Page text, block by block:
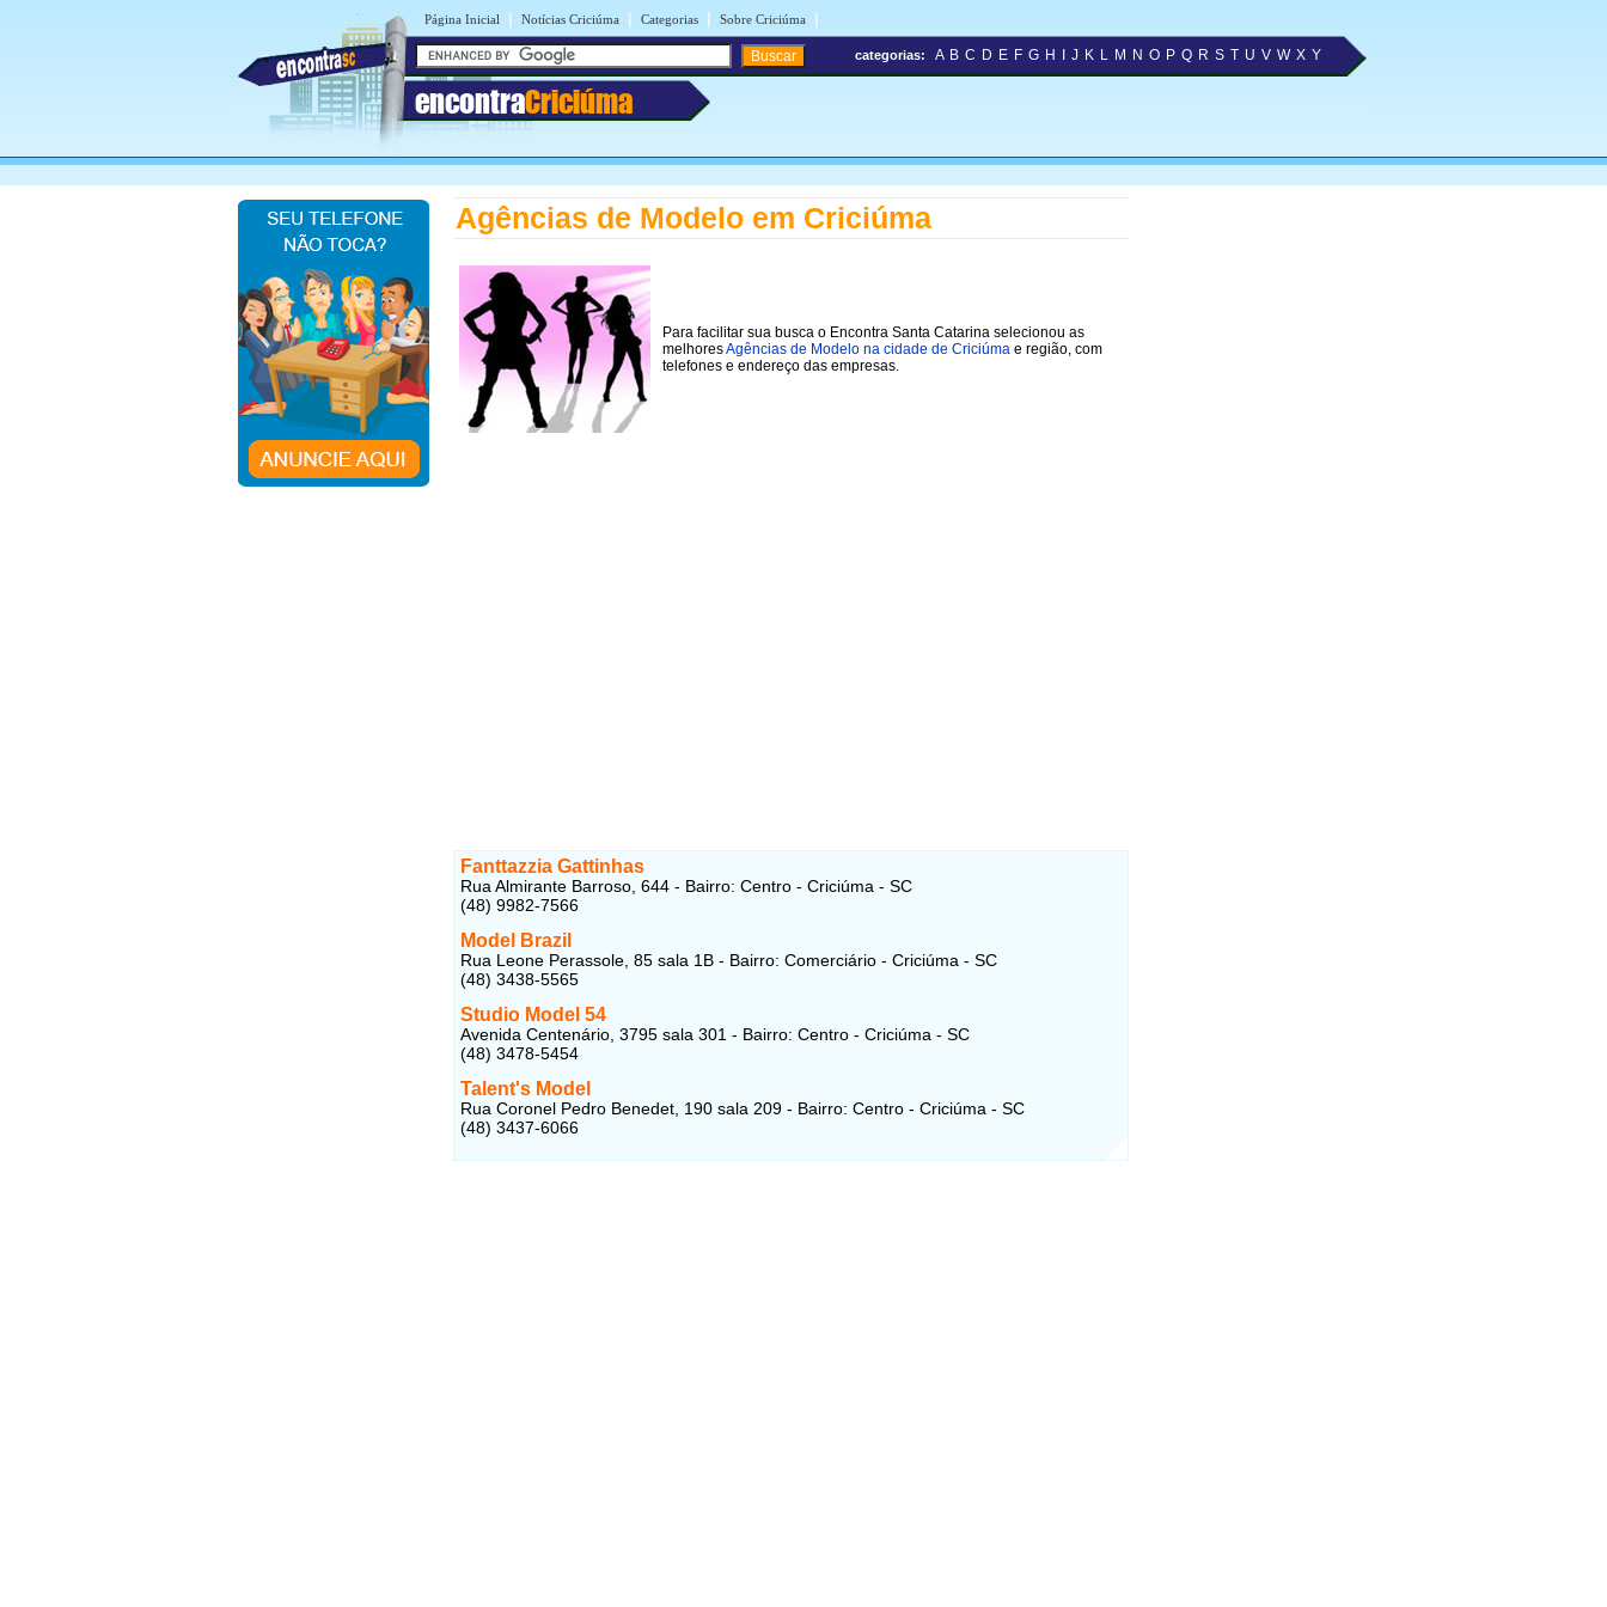
Página Inicial | Notícias Criciúma | Categorias | Sobre Criciúma |
encontraCriciúma
categorias: A B C D E F G H J K L M N O P Q R S T U V W X Y
Agências de Modelo em Criciúma
Para facilitar sua busca o Encontra Santa Catarina selecionou as
melhoresAgências de Modelo na cidade de Criciúma e região, com
telefones e endereço das empresas.
Fanttazzia Gattinhas
Rua Almirante Barroso, 644 - Bairro: Centro - Criciúma - SC
(48) 9982-7566
Model Brazil
Rua Leone Perassole, 85 sala 1B - Bairro: Comerciário - Criciúma - SC
(48) 3438-5565
Studio Model 54
Avenida Centenário, 3795 sala 301 - Bairro: Centro - Criciúma - SC
(48) 3478-5454
Talent's Model
Rua Coronel Pedro Benedet, 190 sala 209 - Bairro: Centro - Criciúma - SC
(48) 3437-6066